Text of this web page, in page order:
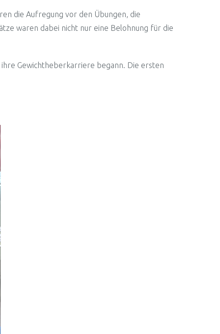
die Aufregung vor den Übungen, die
waren dabei nicht nur eine Belohnung für die
Gewichtheberkarriere begann. Die ersten